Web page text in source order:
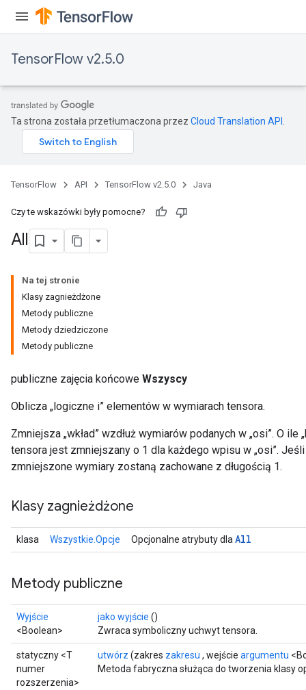
TensorFlow v2.5.0
Ta strona została przetłumaczona przez Cloud Translation API
TensorFlow API TensorFlow v2.5.0 Java
Czy te wskazówki były pomocne?
All
Na tej stronie
Klasy zagnieżdżone
Metody publiczne
Metody dziedziczone
Metody publiczne
publiczne zajęcia końcowe Wszyscy
Oblicza „logiczne i” elementów w wymiarach tensora.
Zmniejsza „wkład” wzdłuż wymiarów podanych w „osi”. O
tensora jest zmniejszany o 1 dla każdego wpisu w „osi”.
zmniejszone wymiary zostaną zachowane z długością 1.
Klasy zagnieżdżone
klasa Wszystkie.Opcje Opcjonalne atrybuty dla All
Metody publiczne
Wyjście
<Boolean>
jako wyjście ()
Zwraca symboliczny uchwyt tensora.
statyczny <T
numer
rozszerzenia>
utwórz (zakres zakresu , wejście argumentu
Metoda fabryczna służąca do tworzenia klasy